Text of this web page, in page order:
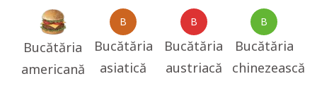
Bucătăria
americană
B
Bucătăria
asiatică
B
Bucătăria
austriacă
B
Bucătăria
chinezească